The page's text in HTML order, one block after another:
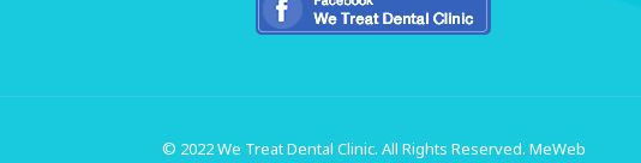
© 2022 We Treat Dental Clinic. All Rights Reserved. MeWeb